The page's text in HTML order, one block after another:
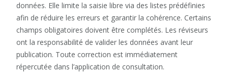
données. Elle limite la saisie libre via des listes prédéfinies
afin de réduire les erreurs et garantir la cohérence. Certains
champs obligatoires doivent être complétés. Les réviseurs
ont la responsabilité de valider les données avant leur
publication. Toute correction est immédiatement
répercutée dans l’application de consultation.